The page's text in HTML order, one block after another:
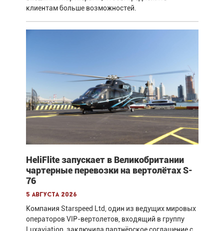
клиентам больше возможностей.
HeliFlite запускает в Великобритании
чартерные перевозки на вертолётах S-
76
5 августа 2026
Компания Starspeed Ltd, один из ведущих мировых
операторов VIP-вертолетов, входящий в группу